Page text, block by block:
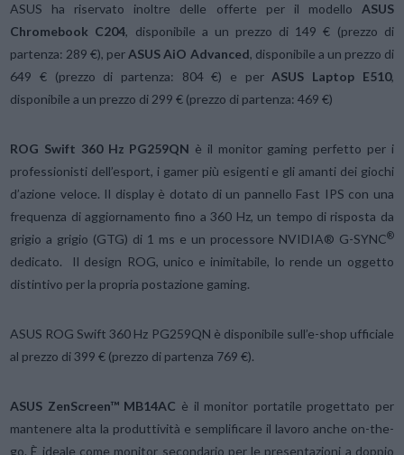
ASUS ha riservato inoltre delle offerte per il modello ASUS
Chromebook C204, disponibile a un prezzo di 149 € (prezzo di
partenza: 289 €), per ASUS AiO Advanced, disponibile a un prezzo di
649 € (prezzo di partenza: 804 €) e per ASUS Laptop E510,
disponibile a un prezzo di 299 € (prezzo di partenza: 469 €)
ROG Swift 360 Hz PG259QN è il monitor gaming perfetto per i
professionisti dell’esport, i gamer più esigenti e gli amanti dei giochi
d’azione veloce. Il display è dotato di un pannello Fast IPS con una
frequenza di aggiornamento fino a 360 Hz, un tempo di risposta da
grigio a grigio (GTG) di 1 ms e un processore NVIDIA® G-SYNC®
dedicato. Il design ROG, unico e inimitabile, lo rende un oggetto
distintivo per la propria postazione gaming.
ASUS ROG Swift 360 Hz PG259QN è disponibile sull’e-shop ufficiale
al prezzo di 399 € (prezzo di partenza 769 €).
ASUS ZenScreen™ MB14AC è il monitor portatile progettato per
mantenere alta la produttività e semplificare il lavoro anche on-the-
go. È ideale come monitor secondario per le presentazioni a doppio